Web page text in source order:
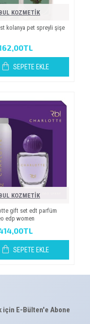
KOZMETİK
kolanya pet spreyli̇ şi̇şe
SEPETE EKLE
KOZMETİK
gi̇ft set edt parfüm
edp women
SEPETE EKLE
için E-Bülten'e Abone